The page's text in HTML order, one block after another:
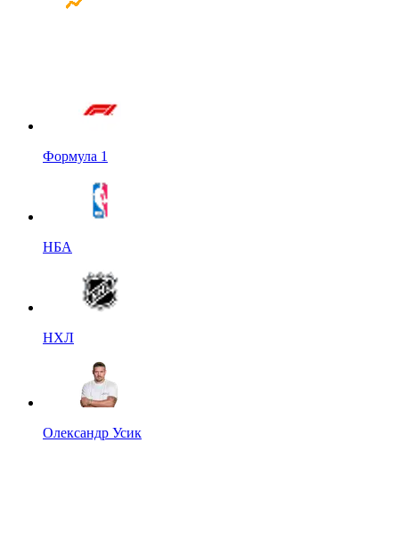
Формула 1
НБА
НХЛ
Олександр Усик